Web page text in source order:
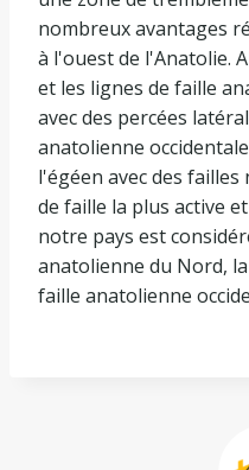
nombreux avantages
à l'ouest de l'Anatolie.
et les lignes de faille
avec des percées
anatolienne
l'égéen avec des
de faille la plus active
notre pays est
anatolienne du Nord,
faille anatolienne